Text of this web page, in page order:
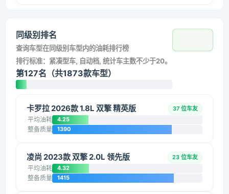
同级别排名
查询车型在同级别车型内的油耗排行榜
排行标准：紧凑型车, 自动档, 统计车主数不少于20。
第127名（共1873款车型）
卡罗拉 2026款 1.8L 双擎 精英版 37 位车友
平均油耗 4.25
整备质量 1390
凌尚 2023款 双擎 2.0L 领先版 23 位车友
平均油耗 4.32
整备质量 1415